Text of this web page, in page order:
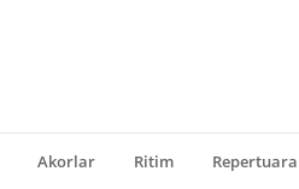
Akorlar Ritim